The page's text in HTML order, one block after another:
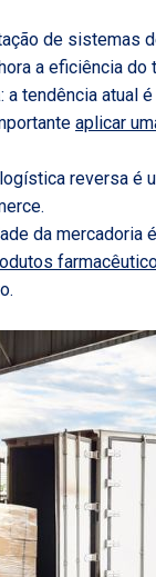
de sistemas
a eficiência do
: a tendência atual
aplicar
reversa é
da mercadoria